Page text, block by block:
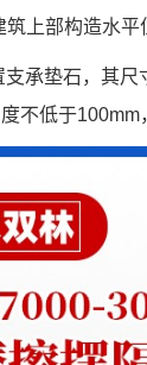
筑上部构造水平
支承垫石，其
不低于100mm